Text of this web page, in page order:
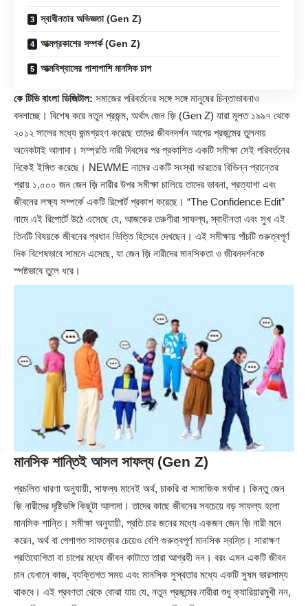
স্বাধীনতার অভিজ্ঞতা (Gen Z)
আত্মপ্রকাশের সম্পর্ক (Gen Z)
আত্মবিশ্বাসের পাশাপাশি মানসিক চাপ
কে টিভি বাংলা ডিজিটাল: সমাজের পরিবর্তনের সঙ্গে সঙ্গে মানুষের চিন্তাভাবনাও
বদলাচ্ছে। বিশেষ করে নতুন প্রজন্ম, অর্থাৎ জেন জ়ি (Gen Z) যারা মূলত ১৯৯৭ থেকে
২০১২ সালের মধ্যে জন্মগ্রহণ করেছে তাদের জীবনদর্শন আগের প্রজন্মের তুলনায়
অনেকটাই আলাদা। সম্প্রতি নারী দিবসের পর প্রকাশিত একটি সমীক্ষা সেই পরিবর্তনের
দিকেই ইঙ্গিত করেছে। NEWME নামের একটি সংস্থা ভারতের বিভিন্ন প্রান্তের
প্রায় ১,০০০ জন জেন জ়ি নারীর উপর সমীক্ষা চালিয়ে তাদের ভাবনা, প্রত্যাশা এবং
জীবনের লক্ষ্য সম্পর্কে একটি রিপোর্ট প্রকাশ করেছে। “The Confidence Edit”
নামে এই রিপোর্টে উঠে এসেছে যে, আজকের তরুণীরা সাফল্য, স্বাধীনতা এবং সুখ এই
তিনটি বিষয়কে জীবনের প্রধান ভিত্তি হিসেবে দেখছেন। এই সমীক্ষায় পাঁচটি গুরুত্বপূর্ণ
দিক বিশেষভাবে সামনে এসেছে, যা জেন জ়ি নারীদের মানসিকতা ও জীবনদর্শনকে
স্পষ্টভাবে তুলে ধরে।
মানসিক শান্তিই আসল সাফল্য (Gen Z)
প্রচলিত ধারণা অনুযায়ী, সাফল্য মানেই অর্থ, চাকরি বা সামাজিক মর্যাদা। কিন্তু জেন
জ়ি নারীদের দৃষ্টিভঙ্গি কিছুটা আলাদা। তাদের কাছে জীবনের সবচেয়ে বড় সাফল্য হলো
মানসিক শান্তি। সমীক্ষা অনুযায়ী, প্রতি চার জনের মধ্যে একজন জেন জ়ি নারী মনে
করেন, অর্থ বা পেশাগত সাফল্যের চেয়েও বেশি গুরুত্বপূর্ণ মানসিক স্বস্তি। সারাক্ষণ
প্রতিযোগিতা বা চাপের মধ্যে জীবন কাটাতে তারা আগ্রহী নন। বরং এমন একটি জীবন
চান যেখানে কাজ, ব্যক্তিগত সময় এবং মানসিক সুস্থতার মধ্যে একটি সুষম ভারসাম্য
থাকবে। এই প্রবণতা থেকে বোঝা যায় যে, নতুন প্রজন্মের নারীরা শুধু ক্যারিয়ারমুখী নন,